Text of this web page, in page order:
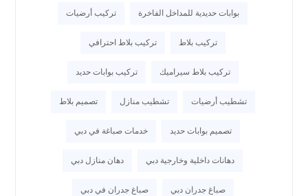
بوابات حديدية للمداخل الفاخرة تركيب أرضيات
تركيب بلاط تركيب بلاط احترافي
تركيب بلاط سيراميك تركيب بوابات حديد
تشطيب أرضيات تشطيب منازل تصميم بلاط
تصميم بوابات حديد خدمات صباغة في دبي
دهانات داخلية وخارجية دبي دهان منازل دبي
صباغ جدران دبي صباغ جدران في دبي